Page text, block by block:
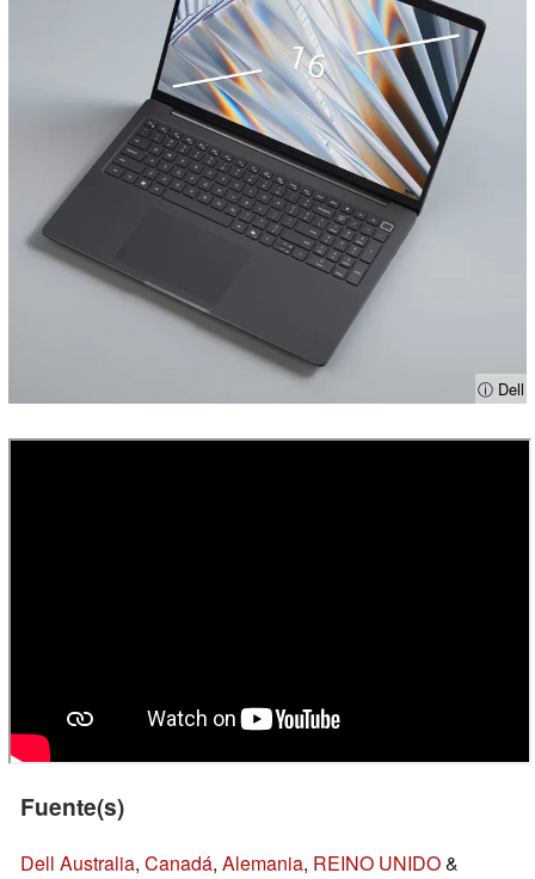
ⓘ Dell
Fuente(s)
Dell Australia, Canadá, Alemania, REINO UNIDO&